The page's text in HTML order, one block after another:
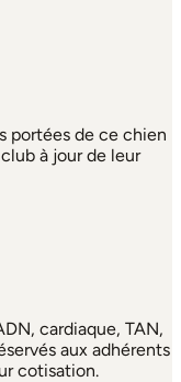
portées de ce chien
à jour de leur
cardiaque, TAN,
aux adhérents
cotisation.